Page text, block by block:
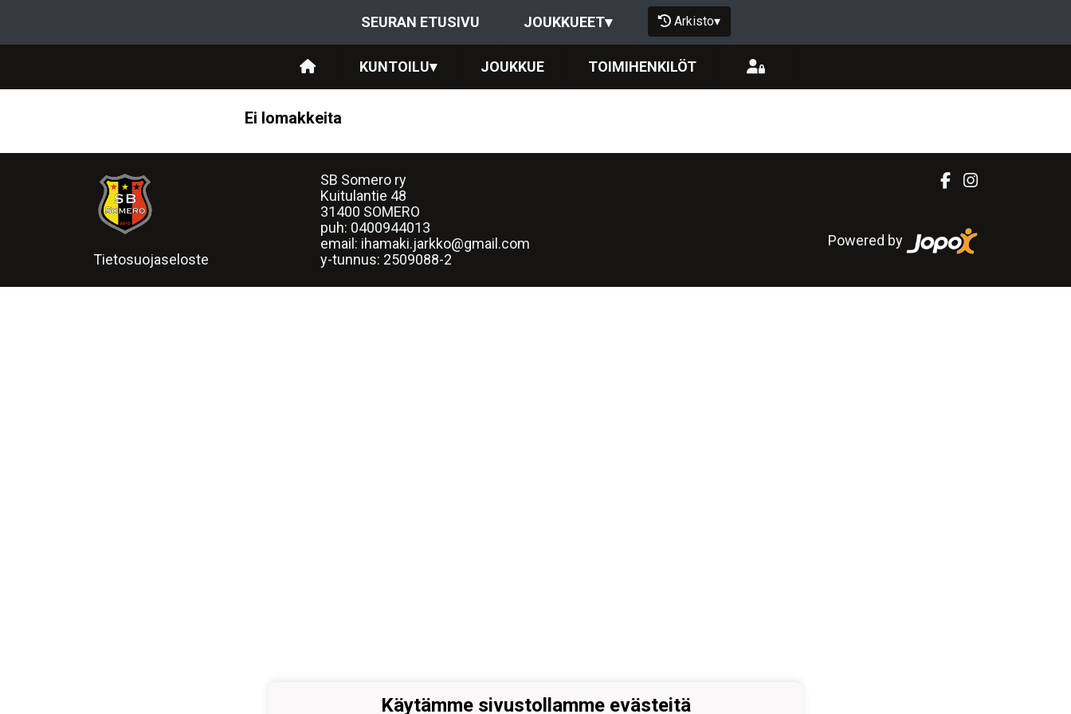
SEURAN ETUSIVU JOUKKUEET▾ Arkisto▾
KUNTOILU▾ JOUKKUE TOIMIHENKILÖT
Ei lomakkeita
Tietosuojaseloste
SB Somero ry
Kuitulantie 48
31400 SOMERO
puh: 0400944013
email: ihamaki.jarkko@gmail.com
y-tunnus: 2509088-2
Powered by
Käytämme sivustollamme evästeitä